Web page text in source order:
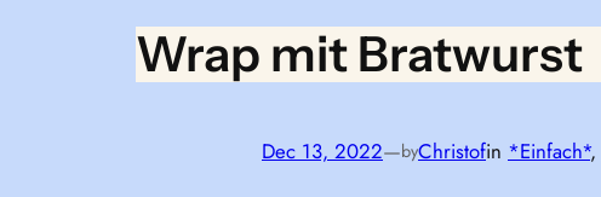
Wrap mit Bratwurst
Dec 13, 2022—byChristofin *Einfach*,